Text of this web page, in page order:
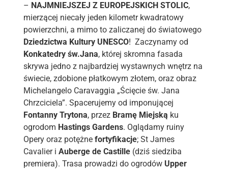
– NAJMNIEJSZEJ Z EUROPEJSKICH STOLIC,
mierzącej niecały jeden kilometr kwadratowy
powierzchni, a mimo to zaliczanej do światowego
Dziedzictwa Kultury UNESCO! Zaczynamy od
Konkatedry św.Jana, której skromna fasada
skrywa jedno z najbardziej wystawnych wnętrz na
świecie, zdobione płatkowym złotem, oraz obraz
Michelangelo Caravaggia „Ścięcie św. Jana
Chrzciciela”. Spacerujemy od imponującej
Fontanny Trytona, przez Bramę Miejską ku
ogrodom Hastings Gardens. Oglądamy ruiny
Opery oraz potężne fortyfikacje; St James
Cavalier i Auberge de Castille(dziś siedziba
premiera). Trasa prowadzi do ogrodów Upper